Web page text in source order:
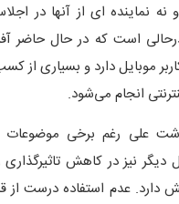
نماینده ای از آنها در
است که در حال حاضر
کاربر موبایل دارد و بسیاری از
انجام می‌شود.
علی رغم برخی موضوعات
دیگر نیز در کاهش تاثیرگذاری
دارد. عدم استفاده درست از